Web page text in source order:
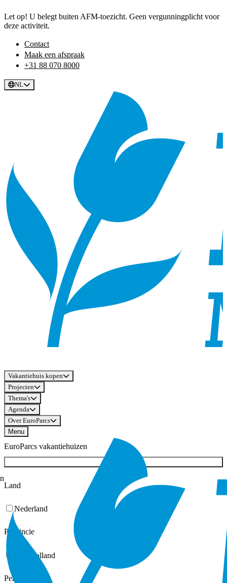
Let op! U belegt buiten AFM-toezicht. Geen vergunningplicht voor
deze activiteit.
Contact
Maak een afspraak
+31 88 070 8000
NL
Vakantiehuis kopen
Projecten
Thema's
Agenda
Over EuroParcs
Menu
EuroParcs vakantiehuizen
Land
Nederland
Provincie
Zuid holland
Personen